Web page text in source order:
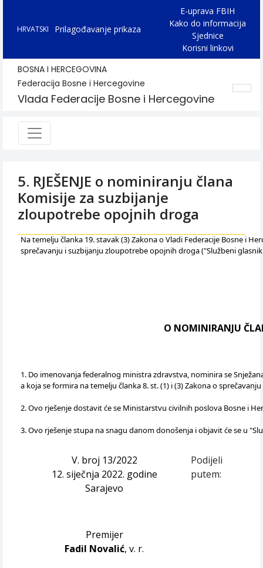
HRVATSKI Prilagođavanje prikaza
E-uprava FBIH
Kako do informacija
Sjednice
Korisni linkovi
BOSNA I HERCEGOVINA
Federacija Bosne i Hercegovine
Vlada Federacije Bosne i Hercegovine
5. RJEŠENJE o nominiranju člana
Komisije za suzbijanje
zloupotrebe opojnih droga
Na temelju članka 19. stavak (3) Zakona o Vladi Federacije Bosne i
sprečavanju i suzbijanju zloupotrebe opojnih droga ("Službeni
O NOMINIRANJU
1. Do imenovanja federalnog ministra zdravstva, nominira se
a koja se formira na temelju članka 8. st. (1) i (3) Zakona o
2. Ovo rješenje dostavit će se Ministarstvu civilnih poslova Bosne i
3. Ovo rješenje stupa na snagu danom donošenja i objavit će se u
V. broj 13/2022
12. siječnja 2022. godine
Sarajevo
Premijer
Fadil Novalić, v. r.
Podijeli
putem: